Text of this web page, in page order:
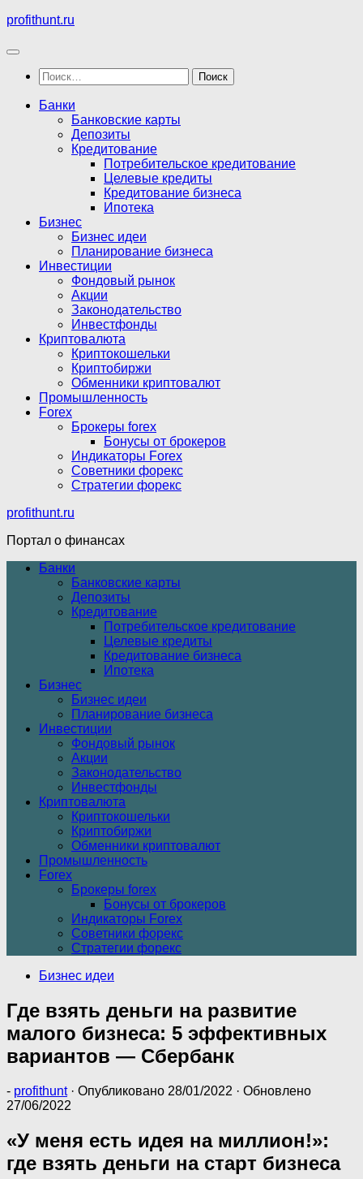
Перейти
содержимому
profithunt.ru
Найти:
Банки
Банковские карты
Депозиты
Кредитование
Потребительское кредитование
Целевые кредиты
Кредитование бизнеса
Ипотека
Бизнес
Бизнес идеи
Планирование бизнеса
Инвестиции
Фондовый рынок
Акции
Законодательство
Инвестфонды
Криптовалюта
Криптокошельки
Криптобиржи
Обменники криптовалют
Промышленность
Forex
Брокеры forex
Бонусы от брокеров
Индикаторы Forex
Советники форекс
Стратегии форекс
profithunt.ru
Портал о финансах
Банки
Банковские карты
Депозиты
Кредитование
Потребительское кредитование
Целевые кредиты
Кредитование бизнеса
Ипотека
Бизнес
Бизнес идеи
Планирование бизнеса
Инвестиции
Фондовый рынок
Акции
Законодательство
Инвестфонды
Криптовалюта
Криптокошельки
Криптобиржи
Обменники криптовалют
Промышленность
Forex
Брокеры forex
Бонусы от брокеров
Индикаторы Forex
Советники форекс
Стратегии форекс
Бизнес идеи
Где взять деньги на развитие
малого бизнеса: 5 эффективных
вариантов — Сбербанк
- profithunt · Опубликовано 28/01/2022 · Обновлено
27/06/2022
«У меня есть идея на миллион!»:
где взять деньги на старт бизнеса